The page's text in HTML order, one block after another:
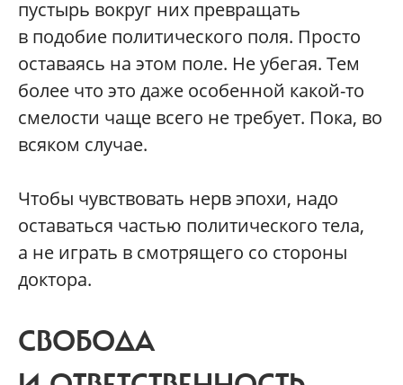
пустырь вокруг них превращать
в подобие политического поля. Просто
оставаясь на этом поле. Не убегая. Тем
более что это даже особенной какой-то
смелости чаще всего не требует. Пока, во
всяком случае.
Чтобы чувствовать нерв эпохи, надо
оставаться частью политического тела,
а не играть в смотрящего со стороны
доктора.
СВОБОДА